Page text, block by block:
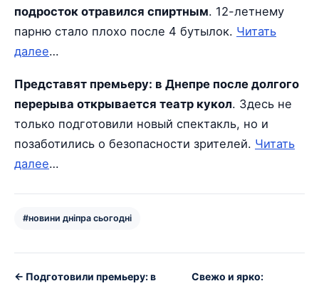
подросток отравился спиртным. 12-летнему
парню стало плохо после 4 бутылок. Читать
далее…
Представят премьеру: в Днепре после долгого
перерыва открывается театр кукол. Здесь не
только подготовили новый спектакль, но и
позаботились о безопасности зрителей. Читать
далее…
#новини дніпра сьогодні
← Подготовили премьеру: в
Свежо и ярко: